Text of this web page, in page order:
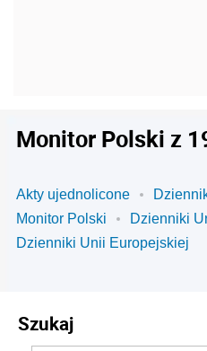
Monitor Polski z
Akty ujednolicone
Monitor Polski
Dzienniki
Dzienniki Unii Europejskiej
Szukaj